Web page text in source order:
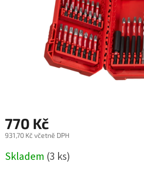
770 Kč
931,70 Kč včetně DPH
cena:
Skladem (3 ks)